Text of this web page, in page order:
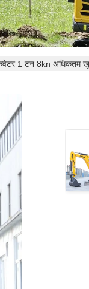
1 टन 8kn अधिकतम